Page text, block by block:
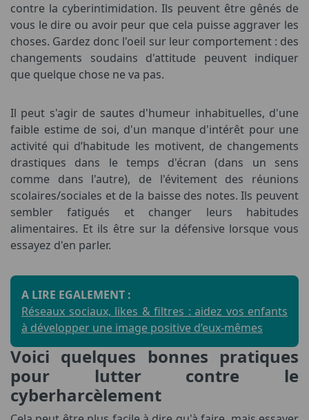
contre la cyberintimidation. Ils peuvent être gênés de
vous le dire ou avoir peur que cela puisse aggraver les
choses. Gardez donc l'oeil sur leur comportement : des
changements soudains d'attitude peuvent indiquer
que quelque chose ne va pas.
Il peut s'agir de sautes d'humeur inhabituelles, d'une
faible estime de soi, d'un manque d'intérêt pour une
activité qui d’habitude les motivent, de changements
drastiques dans le temps d'écran (dans un sens
comme dans l'autre), de l'évitement des réunions
scolaires/sociales et de la baisse des notes. Ils peuvent
sembler fatigués et changer leurs habitudes
alimentaires. Et ils être sur la défensive lorsque vous
essayez d'en parler.
A LIRE EGALEMENT :
Réseaux sociaux, likes & filtres : aidez vos enfants
à développer une image positive d’eux-mêmes
Voici quelques bonnes pratiques
pour lutter contre le
cyberharcèlement